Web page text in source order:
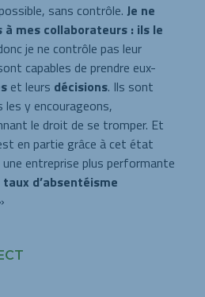
sans contrôle. Je ne
à mes collaborateurs : ils le
je ne contrôle pas leur
capables de prendre eux-
et leurs décisions. Ils sont
les y encourageons,
le droit de se tromper. Et
en partie grâce à cet état
entreprise plus performante
taux d’absentéisme